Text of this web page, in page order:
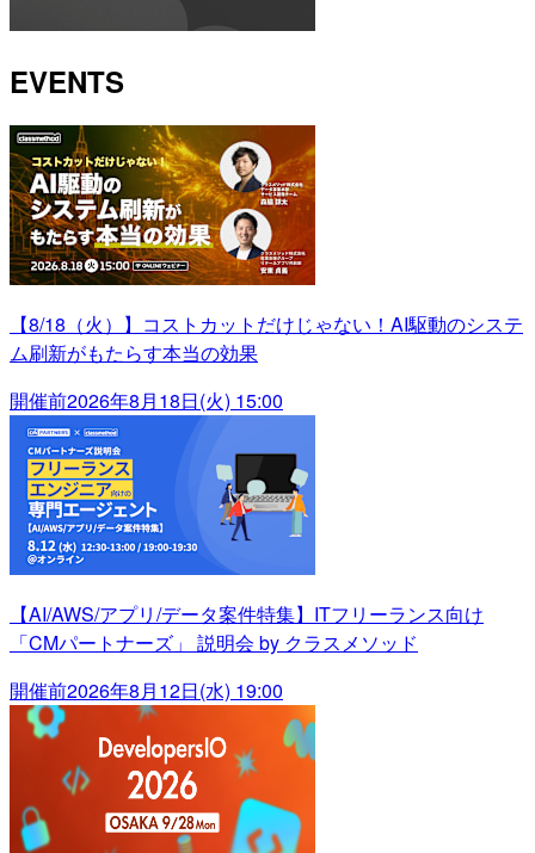
EVENTS
【8/18（火）】コストカットだけじゃない！AI駆動のシステ
ム刷新がもたらす本当の効果
開催前2026年8月18日(火) 15:00
【AI/AWS/アプリ/データ案件特集】ITフリーランス向け
「CMパートナーズ」 説明会 by クラスメソッド
開催前2026年8月12日(水) 19:00